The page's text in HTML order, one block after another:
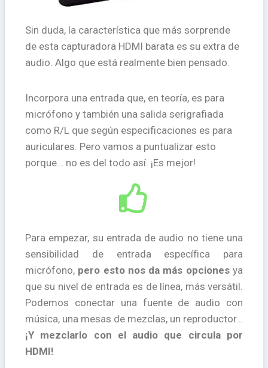
Sin duda, la característica que más sorprende
de esta capturadora HDMI barata es su extra de
audio. Algo que está realmente bien pensado.
Incorpora una entrada que, en teoría, es para
micrófono y también una salida serigrafiada
como R/L que según especificaciones es para
auriculares. Pero vamos a puntualizar esto
porque… no es del todo así. ¡Es mejor!
Para empezar, su entrada de audio no tiene una
sensibilidad de entrada específica para
micrófono, pero esto nos da más opcionesya
que su nivel de entrada es de línea, más versátil.
Podemos conectar una fuente de audio con
música, una mesas de mezclas, un reproductor…
¡Y mezclarlo con el audio que circula por
HDMI!